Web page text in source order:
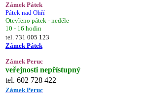
Zámek Pátek
Pátek nad Ohří
Otevřeno pátek - neděle
10 - 16 hodin
tel. 731 005 123
Zámek Pátek
Zámek Peruc
veřejnosti nepřístupný
tel. 602 728 422
Zámek Peruc